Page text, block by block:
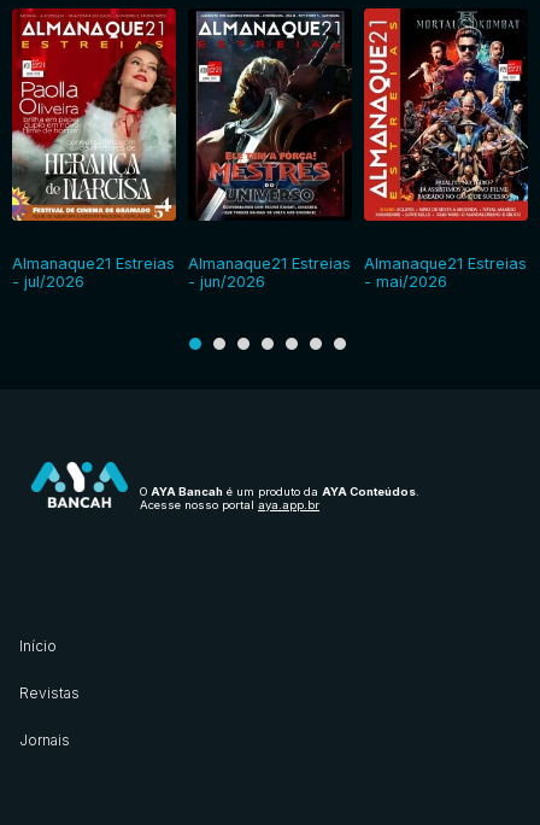
Almanaque21 Estreias
- jul/2026
Almanaque21 Estreias
- jun/2026
Almanaque21 Estreias
- mai/2026
O AYA Bancah é um produto da AYA Conteúdos
Acesse nosso portal aya.app.br
Início
Revistas
Jornais